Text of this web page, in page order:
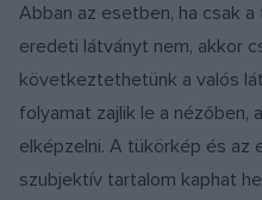
Abban az esetben, ha csak
eredeti látványt nem, akkor
következtethetünk a valós
folyamat zajlik le a nézőben,
elképzelni. A tükörkép és
szubjektív tartalom kaphat